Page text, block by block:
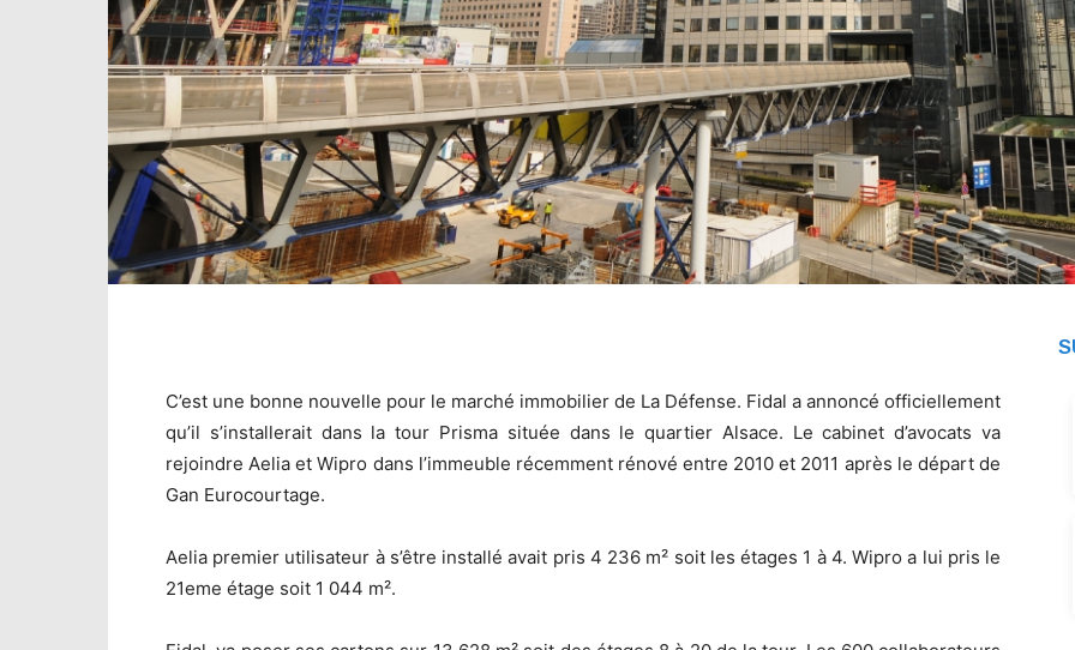
C’est une bonne nouvelle pour le marché immobilier de La Défense. Fidal a annoncé officiellement
qu’il s’installerait dans la tour Prisma située dans le quartier Alsace. Le cabinet d’avocats va
rejoindre Aelia et Wipro dans l’immeuble récemment rénové entre 2010 et 2011 après le départ de
Gan Eurocourtage.
Aelia premier utilisateur à s’être installé avait pris 4 236 m² soit les étages 1 à 4. Wipro a lui pris le
21eme étage soit 1 044 m².